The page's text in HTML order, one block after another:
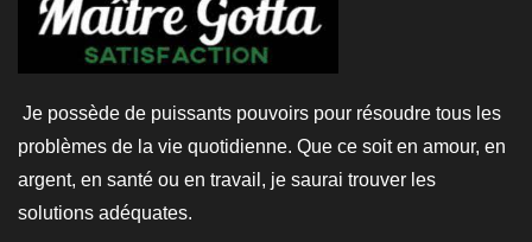
Je possède de puissants pouvoirs pour résoudre tous les
problèmes de la vie quotidienne. Que ce soit en amour, en
argent, en santé ou en travail, je saurai trouver les
solutions adéquates.